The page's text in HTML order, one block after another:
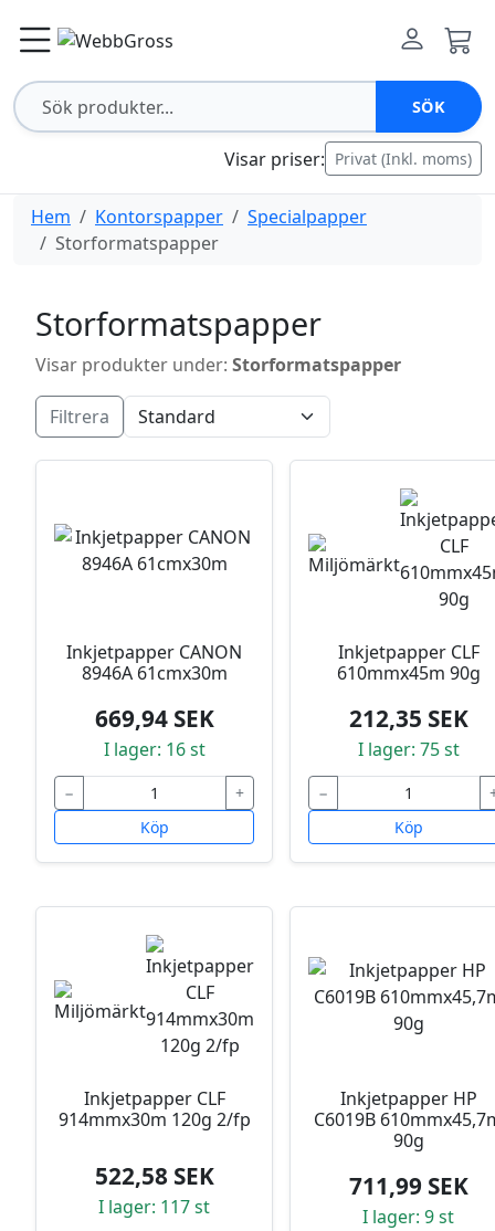
SÖK
Visar priser: Privat (Inkl. moms)
Hem Kontorspapper
Specialpapper
Storformatspapper
Storformatspapper
Visar produkter under: Storformatspapper
Filtrera
Inkjetpapper CANON
8946A 61cmx30m
669,94 SEK
I lager: 16 st
−
+
Köp
Inkjetpapper CLF
610mmx45m 90g
212,35 SEK
I lager: 75 st
−
Köp
Inkjetpapper CLF
914mmx30m 120g 2/fp
522,58 SEK
I lager: 117 st
Inkjetpapper HP
C6019B
90g
711,99 SEK
I lager: 9 st